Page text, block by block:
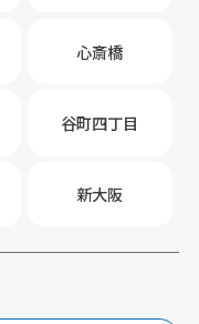
心斎橋
谷町四丁目
新大阪